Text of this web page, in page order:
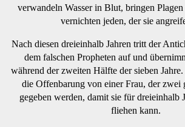
verwandeln Wasser in Blut, bringen
vernichten jeden, der sie
Nach diesen dreieinhalb Jahren tritt der
dem falschen Propheten auf und
während der zweiten Hälfte der sieben
die Offenbarung von einer Frau, der zwei
gegeben werden, damit sie für dreieinhalb
fliehen kann.